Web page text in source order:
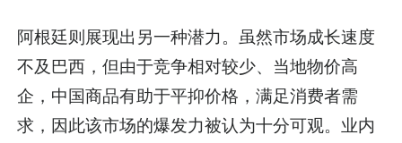
阿根廷则展现出另一种潜力。虽然市场成长速度
不及巴西，但由于竞争相对较少、当地物价高
企，中国商品有助于平抑价格，满足消费者需
求，因此该市场的爆发力被认为十分可观。业内